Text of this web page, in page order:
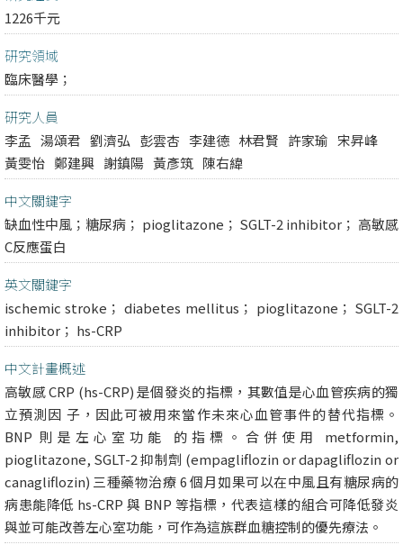
1226千元
研究領域
臨床醫學；
研究人員
李孟 湯頌君 劉濟弘 彭雲杏 李建德 林君賢 許家瑜 宋昇峰
黃雯怡 鄭建興 謝鎮陽 黃彥筑 陳右緯
中文關鍵字
缺血性中風；糖尿病； pioglitazone； SGLT-2 inhibitor； 高敏感
C反應蛋白
英文關鍵字
ischemic stroke； diabetes mellitus； pioglitazone； SGLT-2
inhibitor； hs-CRP
中文計畫概述
高敏感 CRP (hs-CRP) 是個發炎的指標，其數值是心血管疾病的獨
立預測因 子，因此可被用來當作未來心血管事件的替代指標。
BNP 則是左心室功能 的指標。合併使用 metformin,
pioglitazone, SGLT-2 抑制劑 (empagliflozin or dapagliflozin or
canagliflozin) 三種藥物治療 6 個月如果可以在中風且有糖尿病的
病患能降低 hs-CRP 與 BNP 等指標，代表這樣的組合可降低發炎
與並可能改善左心室功能，可作為這族群血糖控制的優先療法。